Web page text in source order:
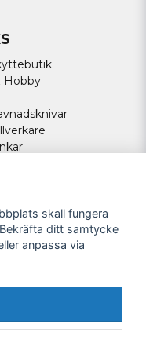
Hobby
skall fungera
ditt samtycke
anpassa via